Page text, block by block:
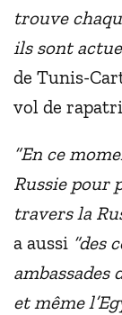
trouve
ils sont
de Tunis-
vol de
“En ce
Russie pour
travers la
a aussi “des
ambassades
et même